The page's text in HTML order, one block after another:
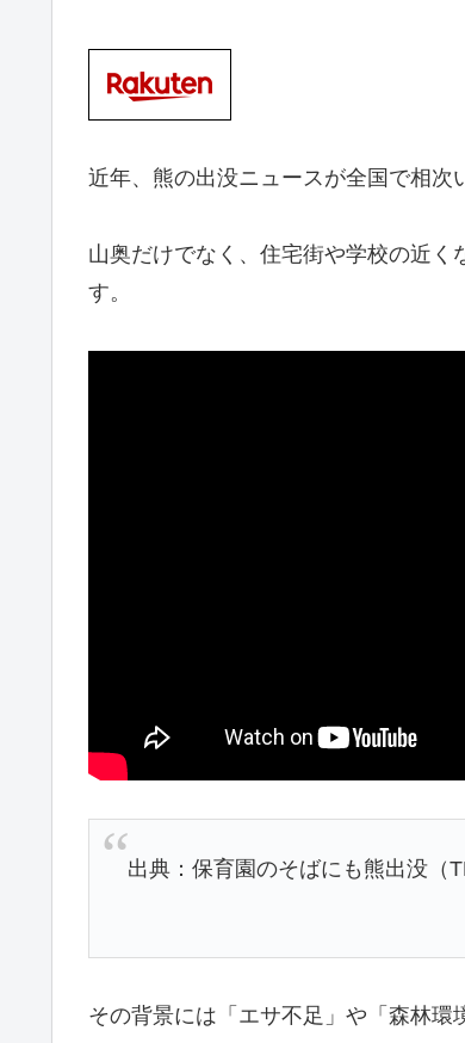
近年、熊の出没ニュースが全国で相次
山奥だけでなく、住宅街や学校の近く
す。
出典：保育園のそばにも熊出没（
その背景には「エサ不足」や「森林環